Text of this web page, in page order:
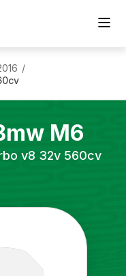
/
M6
v8 32v 560cv